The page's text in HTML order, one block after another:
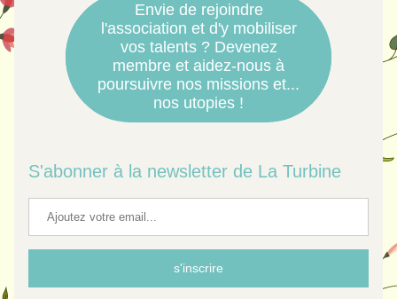
Envie de rejoindre
l'association et d'y mobiliser
vos talents ? Devenez
membre et aidez-nous à
poursuivre nos missions et...
nos utopies !
S'abonner à la newsletter de La Turbine
s'inscrire